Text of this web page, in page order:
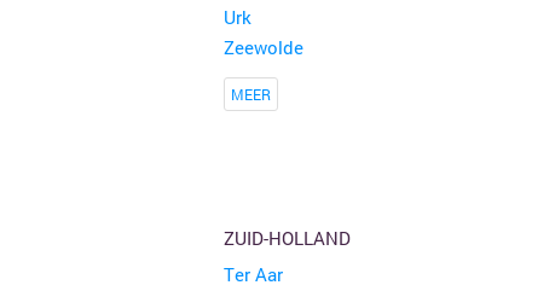
Urk
Zeewolde
MEER
ZUID-HOLLAND
Ter Aar